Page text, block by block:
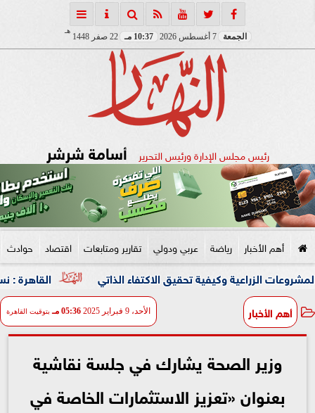
الجمعة 7 أغسطس 2026 10:37 مـ 22 صفر 1448
هـ
رئيس مجلس الإدارة ورئيس التحرير أسامة شرشر
أهم الأخبار رياضة عربي ودولي تقارير ومتابعات اقتصاد حوادث
القاهرة : نسعى لشراكة وكيفية تحقيق الاكتفاء الذاتي
أهم الأخبار الأحد، 9 فبراير 2025 05:36 مـ بتوقيت القاهرة
وزير الصحة يشارك في جلسة نقاشية
بعنوان «تعزيز الاستثمارات الخاصة في